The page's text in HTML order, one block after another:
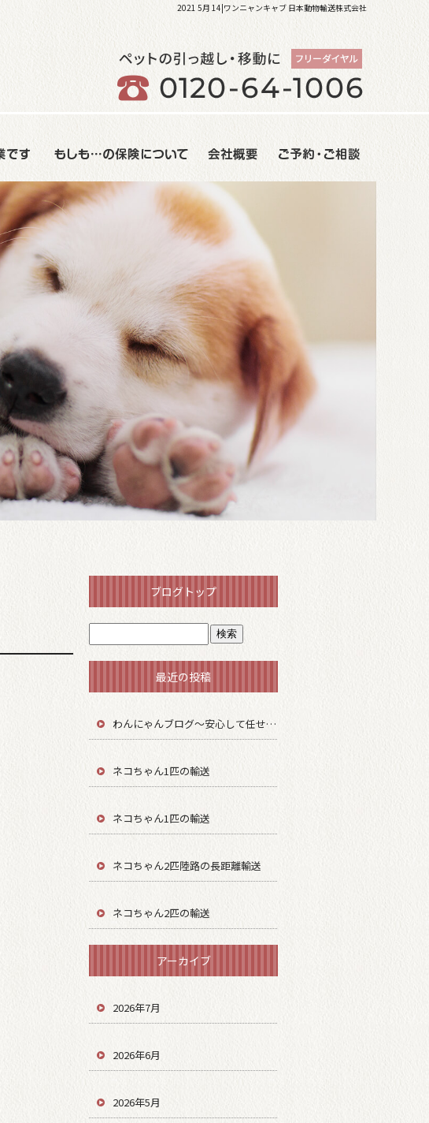
2021 5月 14|ワンニャンキャブ 日本動物輸送株式会社
ブログトップ
最近の投稿
わんにゃんブログ～安心して任せてもらう～
ネコちゃん1匹の輸送
ネコちゃん1匹の輸送
ネコちゃん2匹陸路の長距離輸送
ネコちゃん2匹の輸送
アーカイブ
2026年7月
2026年6月
2026年5月